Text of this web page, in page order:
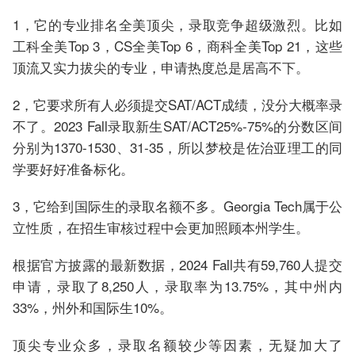
1，它的专业排名全美顶尖，录取竞争超级激烈。比如
工科全美Top 3，CS全美Top 6，商科全美Top 21，这些
顶流又实力拔尖的专业，申请热度总是居高不下。
2，它要求所有人必须提交SAT/ACT成绩，没分大概率录
不了。2023 Fall录取新生SAT/ACT25%-75%的分数区间
分别为1370-1530、31-35，所以梦校是佐治亚理工的同
学要好好准备标化。
3，它给到国际生的录取名额不多。Georgia Tech属于公
立性质，在招生审核过程中会更加照顾本州学生。
根据官方披露的最新数据，2024 Fall共有59,760人提交
申请，录取了8,250人，录取率为13.75%，其中州内
33%，州外和国际生10%。
顶尖专业众多，录取名额较少等因素，无疑加大了